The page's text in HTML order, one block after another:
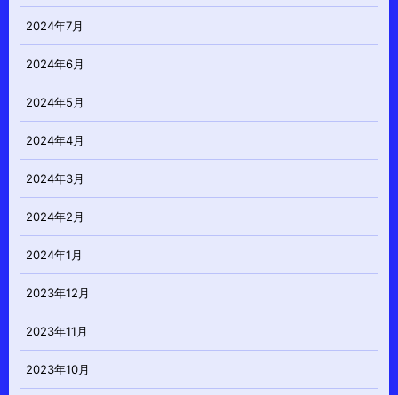
2024年7月
2024年6月
2024年5月
2024年4月
2024年3月
2024年2月
2024年1月
2023年12月
2023年11月
2023年10月